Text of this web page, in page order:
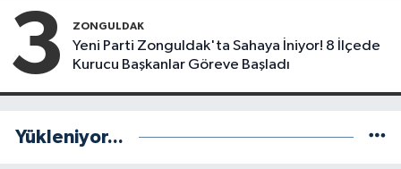
3 ZONGULDAK
Yeni Parti Zonguldak'ta Sahaya İniyor! 8 İlçede
Kurucu Başkanlar Göreve Başladı
Yükleniyor...